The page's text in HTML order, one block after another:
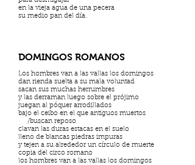
en la vieja agua de una pecera
su medio pan del día.
DOMINGOS ROMANOS
Los hombres van a las vallas los domingos
dan rienda suelta a su mala voluntad
sacan sus muchas herrumbres
y las derraman luego sobre el prójimo
juegan al póquer arrodillados
bajo el ceibo en el que antiguos muertos
/buscan reposo
clavan las duras estacas en el suelo
lleno de blancas piedras impuras
y tejen a su alrededor un círculo de muerte
copia del circo romano
los hombres van a las vallas los domingos